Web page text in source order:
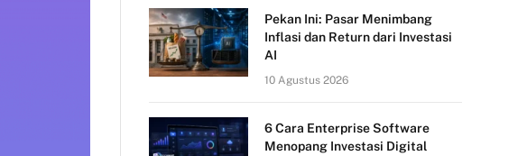
Pekan Ini: Pasar Menimbang
Inflasi dan Return dari Investasi
AI
10 Agustus 2026
6 Cara Enterprise Software
Menopang Investasi Digital